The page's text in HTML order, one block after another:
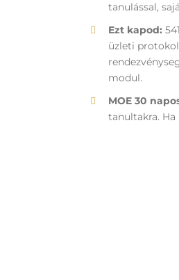
tanulással,
Ezt kapod:
üzleti
modul.
MOE 30
tanultakra.